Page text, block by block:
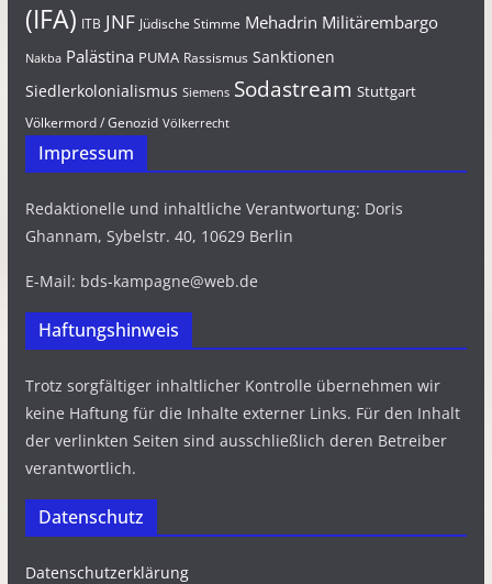
(IFA) ITB JNF Jüdische Stimme Mehadrin Militärembargo
Nakba Palästina PUMA Rassismus Sanktionen
Siedlerkolonialismus Siemens Sodastream Stuttgart
Völkermord / Genozid Völkerrecht
Impressum
Redaktionelle und inhaltliche Verantwortung: Doris
Ghannam, Sybelstr. 40, 10629 Berlin
E-Mail: bds-kampagne@web.de
Haftungshinweis
Trotz sorgfältiger inhaltlicher Kontrolle übernehmen wir
keine Haftung für die Inhalte externer Links. Für den Inhalt
der verlinkten Seiten sind ausschließlich deren Betreiber
verantwortlich.
Datenschutz
Datenschutzerklärung